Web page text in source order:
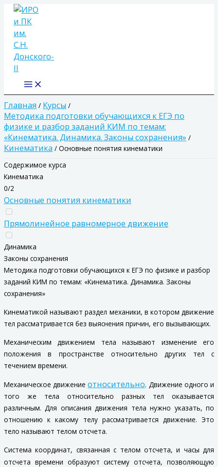
Перейти
содержимому
Menu
Главная
Курсы
Методика подготовки обучающихся к ЕГЭ по
физике и разбор заданий КИМ по темам:
«Кинематика. Динамика. Законы сохранения»
Кинематика
Основные понятия кинематики
Содержимое курса
Кинематика
0/2
Основные понятия кинематики
Прямолинейное равномерное движение
Динамика
Законы сохранения
Методика подготовки обучающихся к ЕГЭ по физике и разбор
заданий КИМ по темам: «Кинематика. Динамика. Законы
сохранения»
Кинематикой называют раздел механики, в котором движение
тел рассматривается без выяснения причин, его вызывающих.
Механическим движением тела называют изменение его
положения в пространстве относительно других тел с
течением времени.
Механическое движениеотносительно. Движение одного и
того же тела относительно разных тел оказывается
различным. Для описания движения тела нужно указать, по
отношению к какому телу рассматривается движение. Это
тело называют телом отсчета.
Система координат, связанная с телом отсчета, и часы для
отсчета времени образуютсистему отсчета, позволяющую